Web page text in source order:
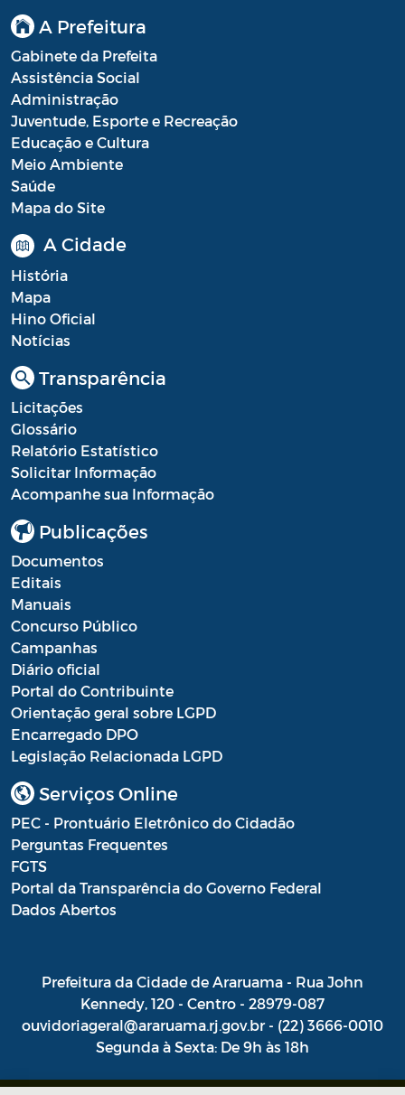
A Prefeitura
Gabinete da Prefeita
Assistência Social
Administração
Juventude, Esporte e Recreação
Educação e Cultura
Meio Ambiente
Saúde
Mapa do Site
A Cidade
História
Mapa
Hino Oficial
Notícias
Transparência
Licitações
Glossário
Relatório Estatístico
Solicitar Informação
Acompanhe sua Informação
Publicações
Documentos
Editais
Manuais
Concurso Público
Campanhas
Diário oficial
Portal do Contribuinte
Orientação geral sobre LGPD
Encarregado DPO
Legislação Relacionada LGPD
Serviços Online
PEC - Prontuário Eletrônico do Cidadão
Perguntas Frequentes
FGTS
Portal da Transparência do Governo Federal
Dados Abertos
Prefeitura da Cidade de Araruama - Rua John
Kennedy, 120 - Centro - 28979-087
ouvidoriageral@araruama.rj.gov.br - (22) 3666-0010
Segunda à Sexta: De 9h às 18h